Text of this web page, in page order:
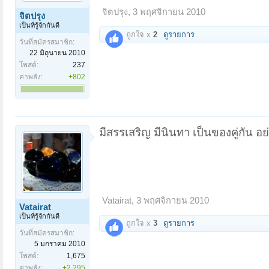
จิตปรุง
เป็นที่รู้จักกันดี
วันที่สมัครสมาชิก:
22 มิถุนายน 2010
โพสต์:
237
ค่าพลัง:
+802
จิตปรุง, 3 พฤศจิกายน 2010
ถูกใจ x 2 ดูรายการ
Vatairat
เป็นที่รู้จักกันดี
วันที่สมัครสมาชิก:
5 มกราคม 2010
โพสต์:
1,675
มีสรรเสริญ มีนินทา เป็นของคู่กัน อ
Vatairat, 3 พฤศจิกายน 2010
ถูกใจ x 3 ดูรายการ